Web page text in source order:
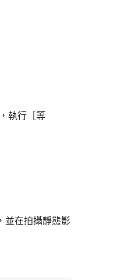
執行 ［等
並在拍攝靜態影